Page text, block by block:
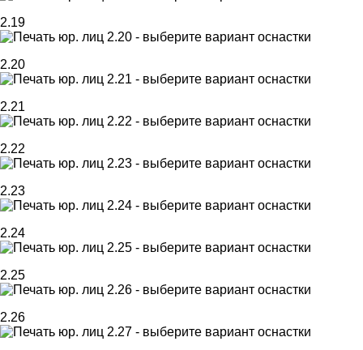
2.19
2.20
2.21
2.22
2.23
2.24
2.25
2.26